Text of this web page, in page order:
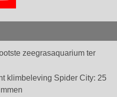
zeegrasaquarium ter
klimbeleving Spider City: 25